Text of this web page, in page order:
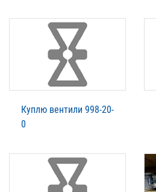
Куплю вентили 998-20-
0